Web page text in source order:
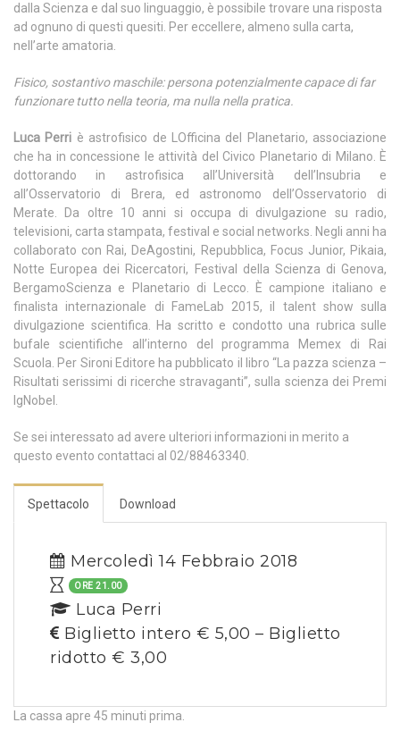
dalla Scienza e dal suo linguaggio, è possibile trovare una risposta
ad ognuno di questi quesiti. Per eccellere, almeno sulla carta,
nell’arte amatoria.
Fisico, sostantivo maschile: persona potenzialmente capace di far
funzionare tutto nella teoria, ma nulla nella pratica.
Luca Perri è astrofisico de LOfficina del Planetario, associazione
che ha in concessione le attività del Civico Planetario di Milano. È
dottorando in astrofisica all’Università dell’Insubria e
all’Osservatorio di Brera, ed astronomo dell’Osservatorio di
Merate. Da oltre 10 anni si occupa di divulgazione su radio,
televisioni, carta stampata, festival e social networks. Negli anni ha
collaborato con Rai, DeAgostini, Repubblica, Focus Junior, Pikaia,
Notte Europea dei Ricercatori, Festival della Scienza di Genova,
BergamoScienza e Planetario di Lecco. È campione italiano e
finalista internazionale di FameLab 2015, il talent show sulla
divulgazione scientifica. Ha scritto e condotto una rubrica sulle
bufale scientifiche all’interno del programma Memex di Rai
Scuola. Per Sironi Editore ha pubblicato il libro “La pazza scienza –
Risultati serissimi di ricerche stravaganti”, sulla scienza dei Premi
IgNobel.
Se sei interessato ad avere ulteriori informazioni in merito a
questo evento contattaci al 02/88463340.
Spettacolo Download
Mercoledì 14 Febbraio 2018
ORE 21.00
Luca Perri
Biglietto intero € 5,00 – Biglietto
ridotto € 3,00
La cassa apre 45 minuti prima.